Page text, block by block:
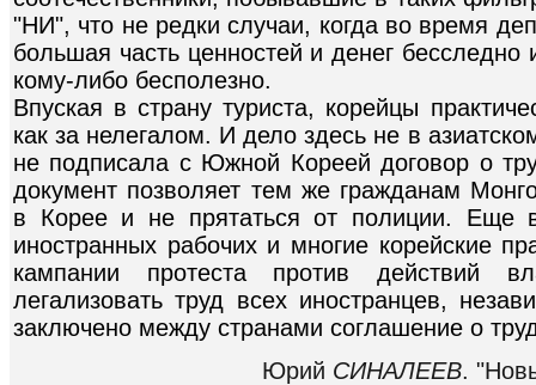
"НИ", что не редки случаи, когда во время
большая часть ценностей и денег бесследно
кому-либо бесполезно.
Впуская в страну туриста, корейцы
как за нелегалом. И дело здесь не в
не подписала с Южной Кореей договор о
документ позволяет тем же гражданам
в Корее и не прятаться от полиции. Еще
иностранных рабочих и многие корейские
кампании протеста против действий
легализовать труд всех иностранцев,
заключено между странами соглашение о
Юрий СИНАЛЕЕВ.